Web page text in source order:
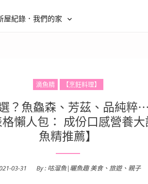
屋紀錄．我們的家
滴魚精 【烹飪料理】
？魚鱻森、芳茲、品純粹
懶人包： 成份口感營養
魚精推薦】
Posted03-31 By : 咕溜魚|曬魚趣 美食、旅遊、親子